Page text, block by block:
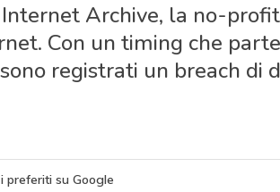
Archive, la no-
Con un timing che
registrati un breach di
preferiti su Google